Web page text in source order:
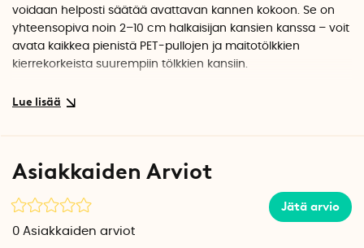
voidaan helposti säätää avattavan kannen kokoon. Se on
yhteensopiva noin 2–10 cm halkaisijan kansien kanssa – voit
avata kaikkea pienistä PET-pullojen ja maitotölkkien
kierrekorkeista suurempiin tölkkien kansiin.
Kumipäällysteinen pitävä ote
korkkia irrotettaessa. Avaaja on myös riittävän kompakti
säilytettäväksi tavallisessa keittiölaatikossa, mutta sen voi
myös ripustaa koukkuun lenkkinsä avulla.
Asiakkaiden Arviot
Jätä arvio
0 Asiakkaiden arviot